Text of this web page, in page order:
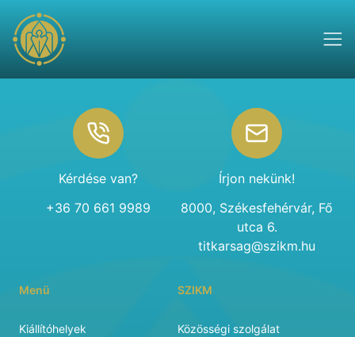
Kérdése van?
+36 70 661 9989
Írjon nekünk!
8000, Székesfehérvár, Fő
utca 6.
titkarsag@szikm.hu
Menü
Kiállítóhelyek
SZIKM
Közösségi szolgálat